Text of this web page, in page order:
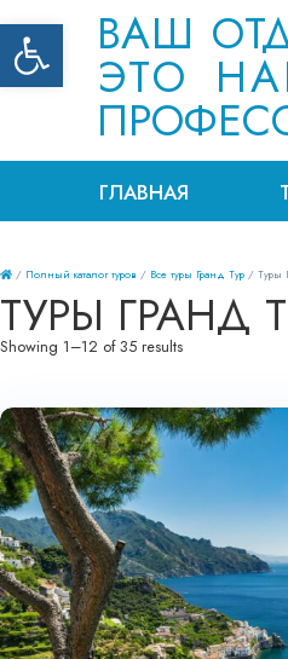
Открыть панель инструментов
ВАШ
ЭТО
ГЛАВНАЯ
/ Полный каталог туров / Все туры Гранд Тур / Туры
ТУРЫ ГРАНД
Showing 1–12 of 35 results